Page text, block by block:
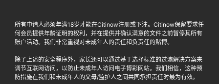
所有申请人必须年满18岁才能在Citinow注册或下注。Citinow保留要求任
何会员提供年龄证明的权利，并在提供并确认满意的文件之前暂停其所有
账户活动。我们非常重视对未成年人的责任和负责任的赌博。
除了上述的安全程序外，家长还可以通过基于选择标准的过滤解决方案来
调节互联网访问，以防止未成年人访问电子博彩网站。我们相信，这种预
防措施在我们和未成年人的父母/监护人之间共同承担责任时最为有效。